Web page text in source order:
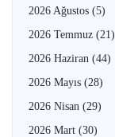
2026 Ağustos (5)
2026 Temmuz (21)
2026 Haziran (44)
2026 Mayıs (28)
2026 Nisan (29)
2026 Mart (30)